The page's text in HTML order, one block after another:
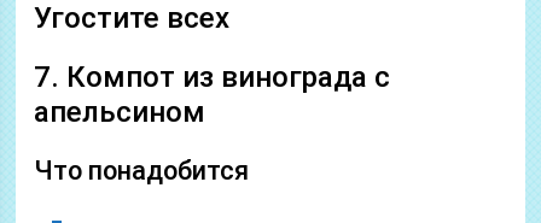
Угостите всех
7. Компот из винограда с
апельсином
Что понадобится